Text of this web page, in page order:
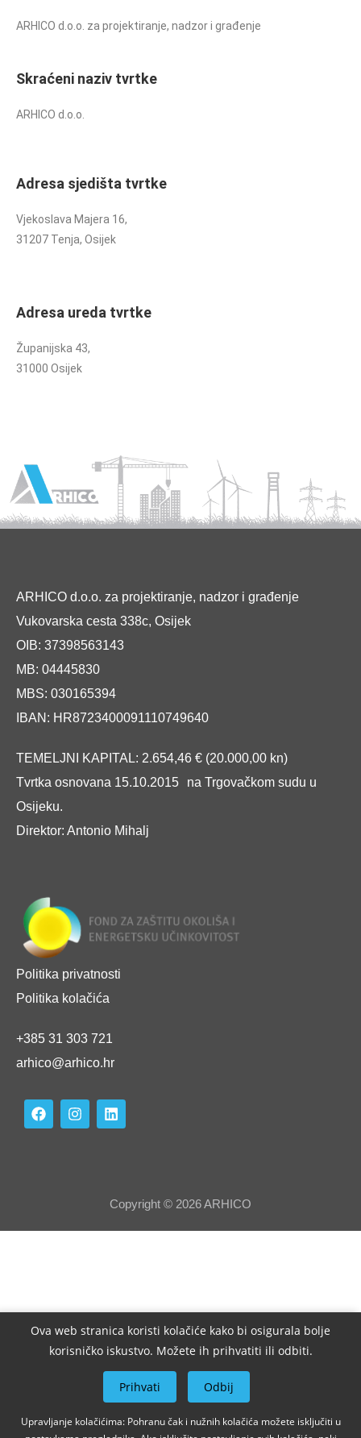
ARHICO d.o.o. za projektiranje, nadzor i građenje
Skraćeni naziv tvrtke
ARHICO d.o.o.
Adresa sjedišta tvrtke
Vjekoslava Majera 16,
31207 Tenja, Osijek
Adresa ureda tvrtke
Županijska 43,
31000 Osijek
ARHICO d.o.o. za projektiranje, nadzor i građenje
Vukovarska cesta 338c, Osijek
OIB: 37398563143
MB: 04445830
MBS: 030165394
IBAN: HR8723400091110749640
TEMELJNI KAPITAL: 2.654,46 € (20.000,00 kn)
Tvrtka osnovana 15.10.2015 na Trgovačkom sudu u
Osijeku.
Direktor: Antonio Mihalj
Ova web stranica koristi kolačiće kako bi osigurala bolje
korisničko iskustvo. Možete ih prihvatiti ili odbiti.
Prihvati Odbij
Upravljanje kolačićima: Pohranu čak i nužnih kolačića možete isključiti u
Politika privatnosti
Politika kolačića
+385 31 303 721
arhico@arhico.hr
Copyright © 2026 ARHICO